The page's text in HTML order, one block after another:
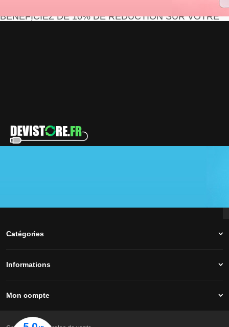
BÉNÉFICIEZ DE 10% DE RÉDUCTION SUR VOTRE
Catégories
Informations
Mon compte